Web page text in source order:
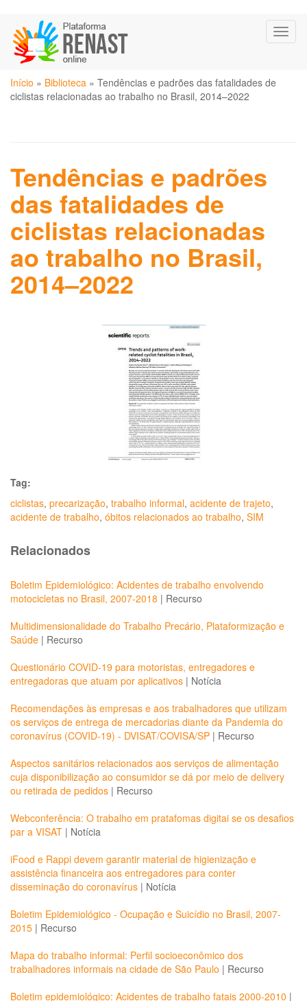
para
conteúdo
principal
Você
está
Início » Biblioteca » Tendências e padrões das fatalidades de
ciclistas relacionadas ao trabalho no Brasil, 2014–2022
Tendências e padrões
das fatalidades de
ciclistas relacionadas
ao trabalho no Brasil,
2014–2022
Tag:
ciclistas, precarização, trabalho informal, acidente de trajeto,
acidente de trabalho, óbitos relacionados ao trabalho, SIM
Relacionados
Boletim Epidemiológico: Acidentes de trabalho envolvendo
motocicletas no Brasil, 2007-2018 | Recurso
Multidimensionalidade do Trabalho Precário, Plataformização e
Saúde | Recurso
Questionário COVID-19 para motoristas, entregadores e
entregadoras que atuam por aplicativos | Notícia
Recomendações às empresas e aos trabalhadores que utilizam
os serviços de entrega de mercadorias diante da Pandemia do
coronavírus (COVID-19) - DVISAT/COVISA/SP | Recurso
Aspectos sanitários relacionados aos serviços de alimentação
cuja disponibilização ao consumidor se dá por meio de delivery
ou retirada de pedidos | Recurso
Webconferência: O trabalho em pratafomas digitai se os desafios
par a VISAT | Notícia
iFood e Rappi devem garantir material de higienização e
assistência financeira aos entregadores para conter
disseminação do coronavírus | Notícia
Boletim Epidemiológico - Ocupação e Suicídio no Brasil, 2007-
2015 | Recurso
Mapa do trabalho informal: Perfil socioeconômico dos
trabalhadores informais na cidade de São Paulo | Recurso
Boletim epidemiológico: Acidentes de trabalho fatais 2000-2010 |